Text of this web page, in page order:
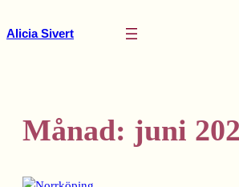
till
Alicia Sivert
Månad: juni